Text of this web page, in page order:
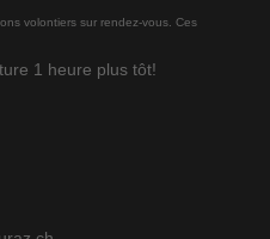
volontiers sur rendez-vous. Ces
1 heure plus tôt!